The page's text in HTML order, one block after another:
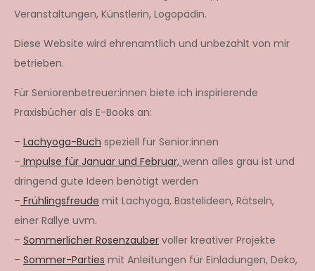
Veranstaltungen, Künstlerin, Logopädin.
Diese Website wird ehrenamtlich und unbezahlt von mir
betrieben.
Für Seniorenbetreuer:innen biete ich inspirierende
Praxisbücher als E-Books an:
– Lachyoga-Buch speziell für Senior:innen
– Impulse für Januar und Februar, wenn alles grau ist und
dringend gute Ideen benötigt werden
– Frühlingsfreude mit Lachyoga, Bastelideen, Rätseln,
einer Rallye uvm.
– Sommerlicher Rosenzauber voller kreativer Projekte
– Sommer-Parties mit Anleitungen für Einladungen, Deko,